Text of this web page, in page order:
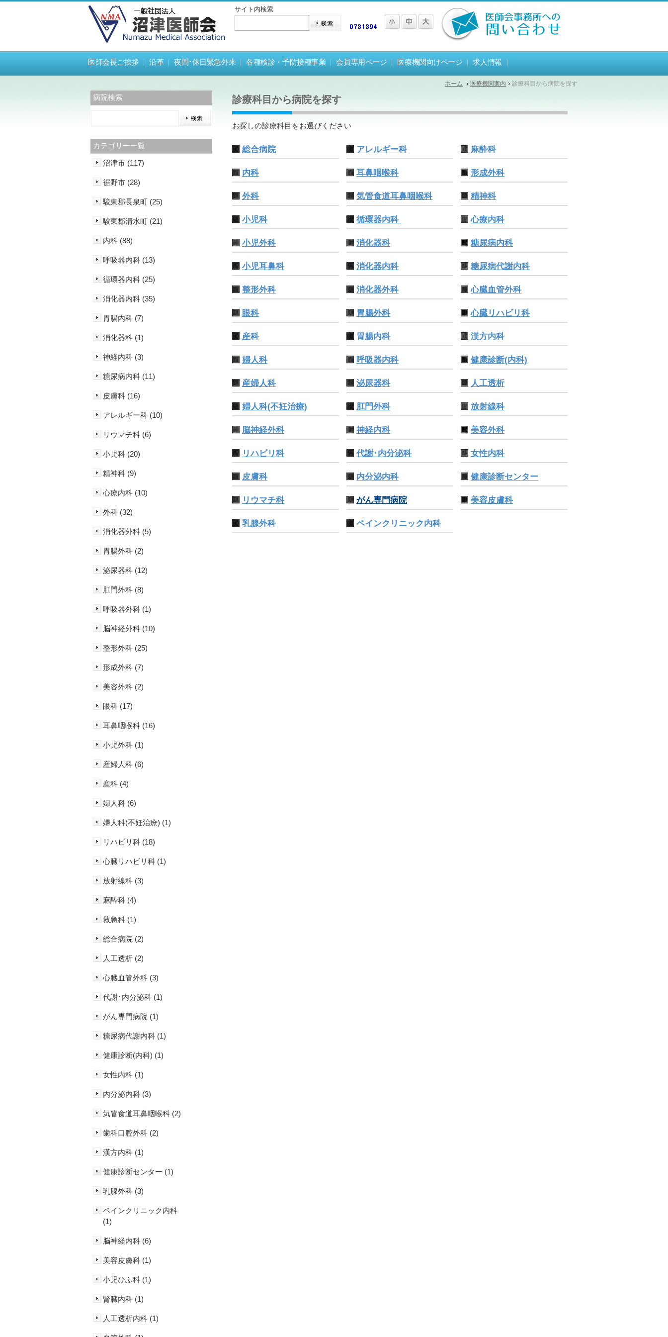
サイト内検索
医師会長ご挨拶 沿革 夜間･休日緊急外来 各種検診・予防接種事業 会員専用ページ 医療機関向けページ 求人情報
ホーム 医療機関案内 診療科目から病院を探す
診療科目から病院を探す
お探しの診療科目をお選びください
総合病院
内科
外科
小児科
小児外科
小児耳鼻科
整形外科
眼科
産科
婦人科
産婦人科
婦人科(不妊治療)
脳神経外科
リハビリ科
皮膚科
リウマチ科
乳腺外科
アレルギー科
耳鼻咽喉科
気管食道耳鼻咽喉科
循環器内科
消化器科
消化器内科
消化器外科
胃腸外科
胃腸内科
呼吸器内科
泌尿器科
肛門外科
神経内科
代謝･内分泌科
内分泌内科
がん専門病院
ペインクリニック内科
麻酔科
形成外科
精神科
心療内科
糖尿病内科
糖尿病代謝内科
心臓血管外科
心臓リハビリ科
漢方内科
健康診断(内科)
人工透析
放射線科
美容外科
女性内科
健康診断センター
美容皮膚科
病院検索
カテゴリー一覧
沼津市 (117)
裾野市 (28)
駿東郡長泉町 (25)
駿東郡清水町 (21)
内科 (88)
呼吸器内科 (13)
循環器内科 (25)
消化器内科 (35)
胃腸内科 (7)
消化器科 (1)
神経内科 (3)
糖尿病内科 (11)
皮膚科 (16)
アレルギー科 (10)
リウマチ科 (6)
小児科 (20)
精神科 (9)
心療内科 (10)
外科 (32)
消化器外科 (5)
胃腸外科 (2)
泌尿器科 (12)
肛門外科 (8)
呼吸器外科 (1)
脳神経外科 (10)
整形外科 (25)
形成外科 (7)
美容外科 (2)
眼科 (17)
耳鼻咽喉科 (16)
小児外科 (1)
産婦人科 (6)
産科 (4)
婦人科 (6)
婦人科(不妊治療) (1)
リハビリ科 (18)
心臓リハビリ科 (1)
放射線科 (3)
麻酔科 (4)
救急科 (1)
総合病院 (2)
人工透析 (2)
心臓血管外科 (3)
代謝･内分泌科 (1)
がん専門病院 (1)
糖尿病代謝内科 (1)
健康診断(内科) (1)
女性内科 (1)
内分泌内科 (3)
気管食道耳鼻咽喉科 (2)
歯科口腔外科 (2)
漢方内科 (1)
健康診断センター (1)
乳腺外科 (3)
ペインクリニック内科
(1)
脳神経内科 (6)
美容皮膚科 (1)
小児ひふ科 (1)
腎臓内科 (1)
人工透析内科 (1)